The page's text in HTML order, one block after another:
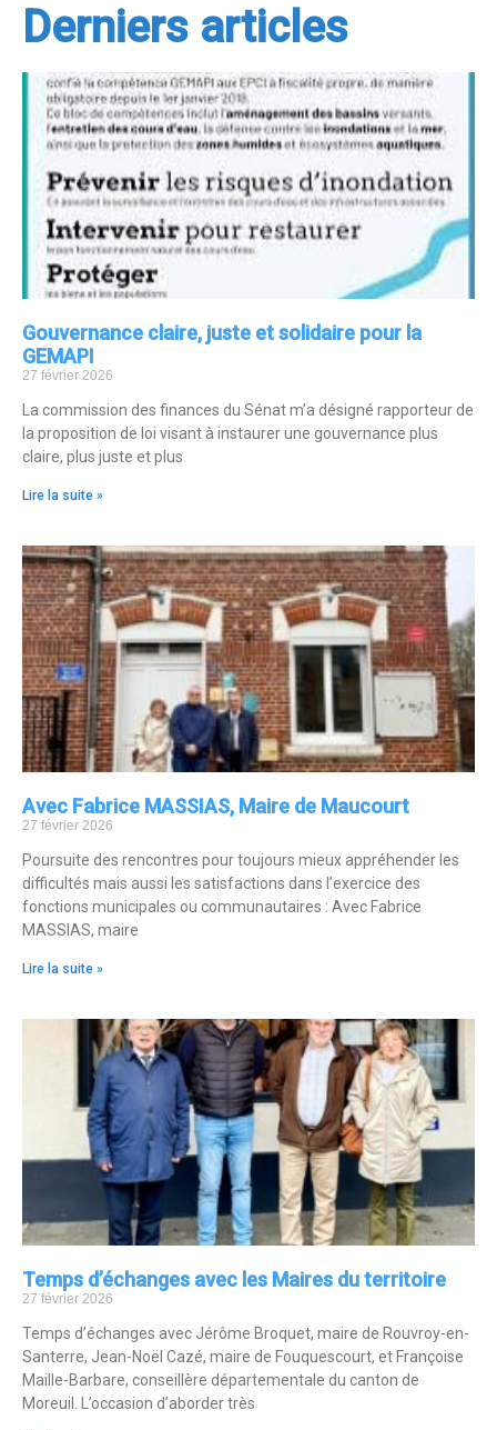
Derniers articles
Gouvernance claire, juste et solidaire pour la
GEMAPI
27 février 2026
La commission des finances du Sénat m’a désigné rapporteur de
la proposition de loi visant à instaurer une gouvernance plus
claire, plus juste et plus
Lire la suite »
Avec Fabrice MASSIAS, Maire de Maucourt
27 février 2026
Poursuite des rencontres pour toujours mieux appréhender les
difficultés mais aussi les satisfactions dans l’exercice des
fonctions municipales ou communautaires : Avec Fabrice
MASSIAS, maire
Lire la suite »
Temps d’échanges avec les Maires du territoire
27 février 2026
Temps d’échanges avec Jérôme Broquet, maire de Rouvroy-en-
Santerre, Jean-Noël Cazé, maire de Fouquescourt, et Françoise
Maille-Barbare, conseillère départementale du canton de
Moreuil. L’occasion d’aborder très